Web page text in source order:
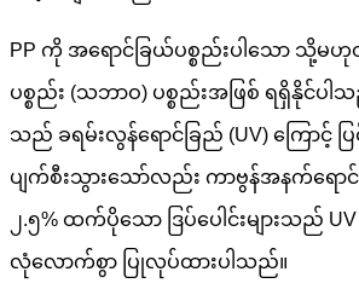
PP ကို ​​အရောင်ခြယ်ပစ္စည်းပါသော သို့မ
ပစ္စည်း (သဘာဝ) ပစ္စည်းအဖြစ် ရရှိနိုင်ပါ
သည် ခရမ်းလွန်ရောင်ခြည် (UV) ကြောင့် ပ
ပျက်စီးသွားသော်လည်း ကာဗွန်အနက်ရောင်
၂.၅% ထက်ပိုသော ဒြပ်ပေါင်းများသည်
လုံလောက်စွာ ပြုလုပ်ထားပါသည်။